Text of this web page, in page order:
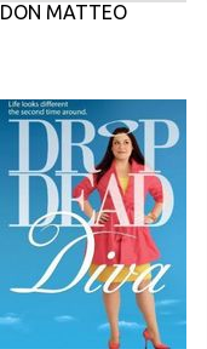
DON MATTEO